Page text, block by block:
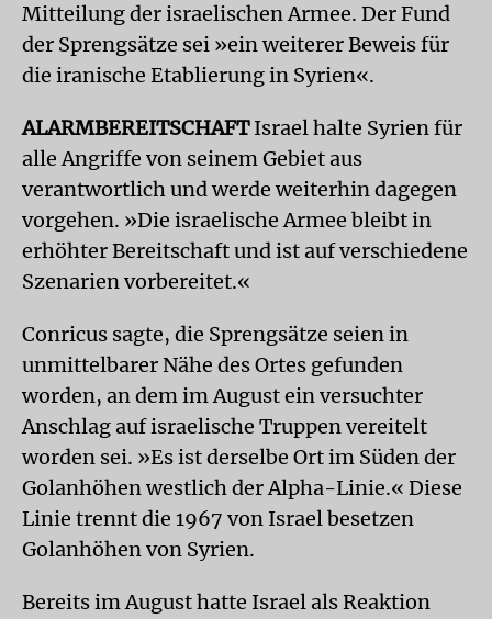
Mitteilung der israelischen Armee. Der Fund
der Sprengsätze sei »ein weiterer Beweis für
die iranische Etablierung in Syrien«.
ALARMBEREITSCHAFTIsrael halte Syrien für
alle Angriffe von seinem Gebiet aus
verantwortlich und werde weiterhin dagegen
vorgehen. »Die israelische Armee bleibt in
erhöhter Bereitschaft und ist auf verschiedene
Szenarien vorbereitet.«
Conricus sagte, die Sprengsätze seien in
unmittelbarer Nähe des Ortes gefunden
worden, an dem im August ein versuchter
Anschlag auf israelische Truppen vereitelt
worden sei. »Es ist derselbe Ort im Süden der
Golanhöhen westlich der Alpha-Linie.« Diese
Linie trennt die 1967 von Israel besetzen
Golanhöhen von Syrien.
Bereits im August hatte Israel als Reaktion